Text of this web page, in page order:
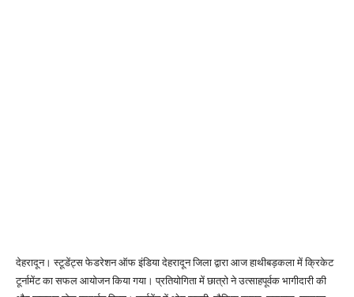
देहरादून। स्टूडेंट्स फेडरेशन ऑफ इंडिया देहरादून जिला द्वारा आज हाथीबड़कला में क्रिकेट
टूर्नामेंट का सफल आयोजन किया गया। प्रतियोगिता में छात्रो ने उत्साहपूर्वक भागीदारी की